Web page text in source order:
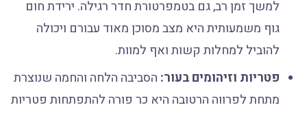
למשך זמן רב, גם בטמפרטורת חדר רגילה. ירידת חום
גוף משמעותית היא מצב מסוכן מאוד עבורם ויכולה
להוביל למחלות קשות ואף למוות.
פטריות וזיהומים בעור:הסביבה הלחה והחמה שנוצרת
מתחת לפרווה הרטובה היא כר פורה להתפתחות פטריות